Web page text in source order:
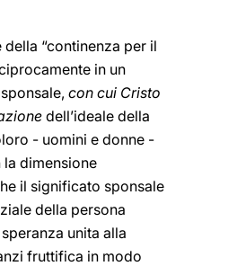
“continenza per il
in un
sponsale, con cui Cristo
dell’ideale della
- uomini e donne -
la dimensione
il significato sponsale
della persona
unita alla
fruttifica in modo